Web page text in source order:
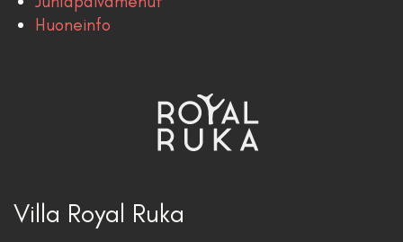
Huoneinfo
Villa Royal Ruka